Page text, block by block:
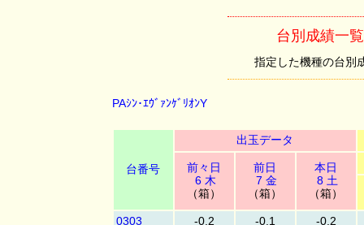
台別成績一
指定した機種の台別
PAｼﾝ･ｴｳﾞｧﾝｹﾞﾘｵﾝY
台番号
出玉データ
前々日
6 木
（箱）
前日
7 金
（箱）
本日
8 土
（箱）
0303 -0.2 -0.1
-0.2